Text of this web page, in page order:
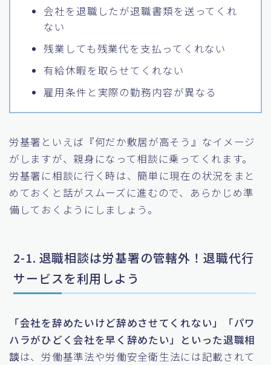
会社を退職したが退職書類を送ってくれ
ない
残業しても残業代を支払ってくれない
有給休暇を取らせてくれない
雇用条件と実際の勤務内容が異なる
労基署といえば『何だか敷居が高そう』なイメージ
がしますが、親身になって相談に乗ってくれます。
労基署に相談に行く時は、簡単に現在の状況をまと
めておくと話がスムーズに進むので、あらかじめ準
備しておくようにしましょう。
2-1. 退職相談は労基署の管轄外！退職代行
サービスを利用しよう
「会社を辞めたいけど辞めさせてくれない」「パワ
ハラがひどく会社を早く辞めたい」といった退職相
談は、労働基準法や労働安全衛生法には記載されて